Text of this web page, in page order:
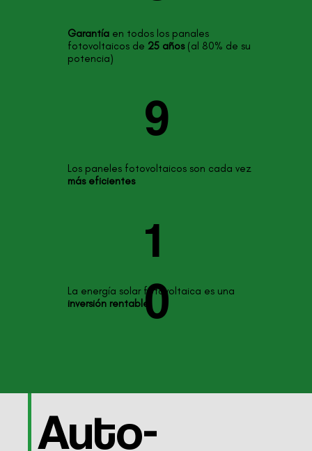
Garantía en todos los panales
fotovoltaicos de 25 años(al 80% de su
potencia)
9
Los paneles fotovoltaicos son cada vez
más eficientes
1
0
La energía solar fotovoltaica es una
inversión rentable
Auto-